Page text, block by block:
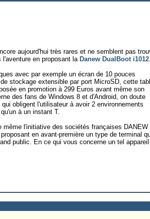
aujourd'hui très rares et ne semblent pas
en proposant la Danew DualBoot i1012
avec par exemple un écran de 10 pouces
stockage extensible par port MicroSD, cette
en promotion à 299 Euros avant même son
des fans de Windows 8 et d'Android, on doute
obligent l'utilisateur à avoir 2 environnements
à un instant T.
même l'initiative des sociétés françaises DANEW
en avant-première un type de terminal
public. En ce qui vous concerne un tel